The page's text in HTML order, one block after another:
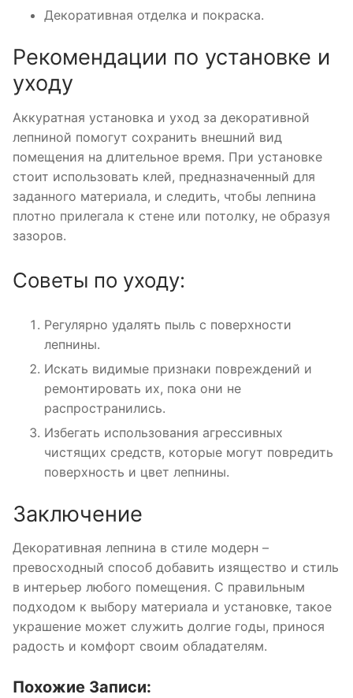
Декоративная отделка и покраска.
Рекомендации по установке и
уходу
Аккуратная установка и уход за декоративной
лепниной помогут сохранить внешний вид
помещения на длительное время. При установке
стоит использовать клей, предназначенный для
заданного материала, и следить, чтобы лепнина
плотно прилегала к стене или потолку, не образуя
зазоров.
Советы по уходу:
Регулярно удалять пыль с поверхности
лепнины.
Искать видимые признаки повреждений и
ремонтировать их, пока они не
распространились.
Избегать использования агрессивных
чистящих средств, которые могут повредить
поверхность и цвет лепнины.
Заключение
Декоративная лепнина в стиле модерн –
превосходный способ добавить изящество и стиль
в интерьер любого помещения. С правильным
подходом к выбору материала и установке, такое
украшение может служить долгие годы, принося
радость и комфорт своим обладателям.
Похожие Записи: